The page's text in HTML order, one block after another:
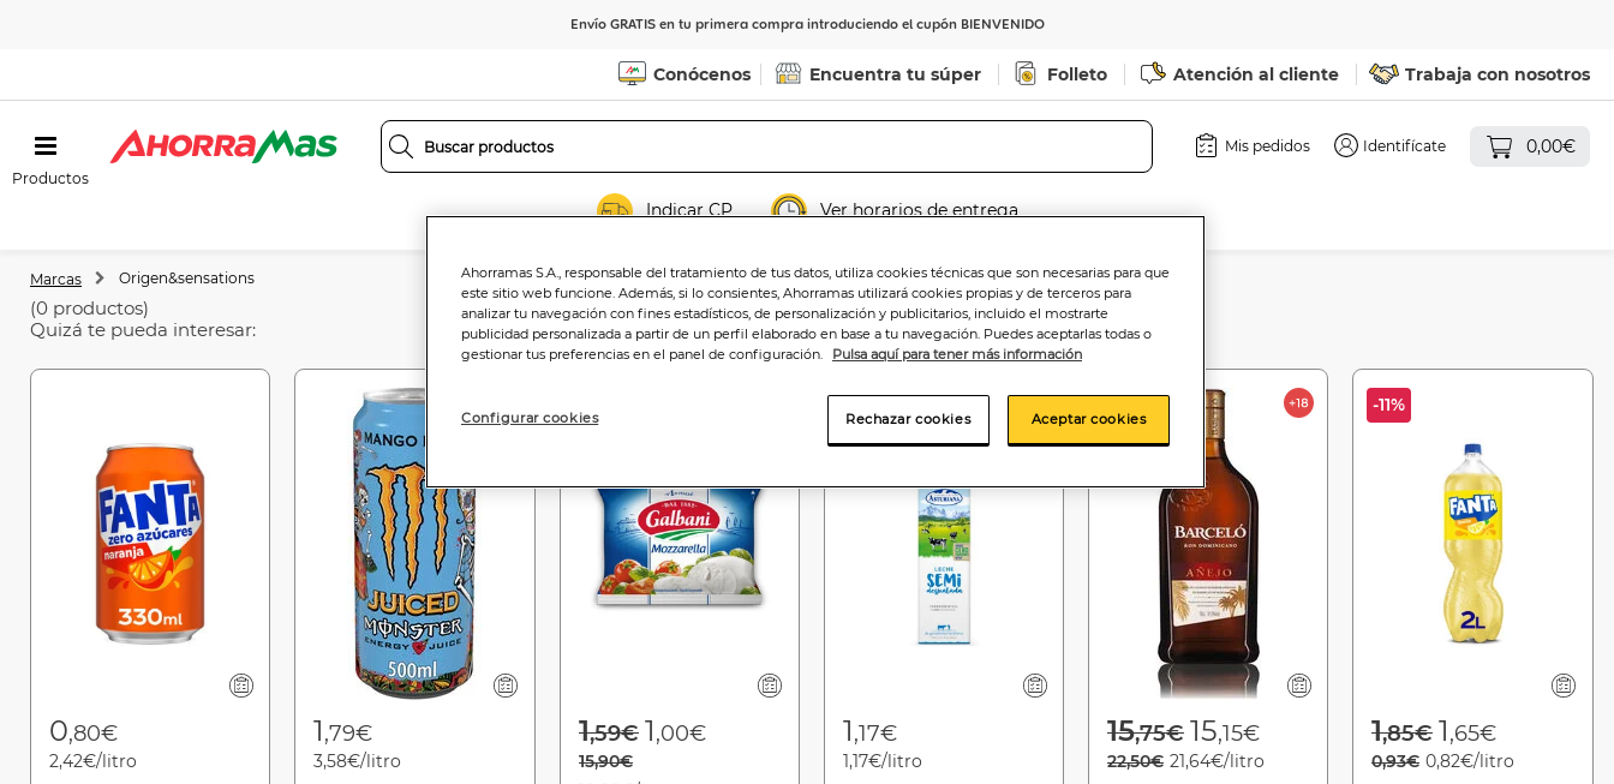
Envío GRATIS en tu primera compra introduciendo el cupón BIENVENIDO
Conócenos Encuentra tu súper Folleto Atención al cliente Trabaja con nosotros
Productos
Mis pedidos Identifícate 0,00€
Indicar CP Ver horarios de entrega
Marcas Origen&sensations
(0 productos)
Quizá te pueda interesar:
0,80€
2,42€/litro
1,79€
3,58€/litro
Price reduced from
1,59€to
1,00€
15,90€
1,17€
1,17€/litro
Price reduced from
15,75€to
15,15€
22,50€ 21,64€/litro
-11%
Price reduced
1,85€to
1,65€
0,93€ 0,82€/litro
Ahorramas S.A., responsable del tratamiento de tus datos, utiliza cookies técnicas que son necesarias para que
este sitio web funcione. Además, si lo consientes, Ahorramas utilizará cookies propias y de terceros para
analizar tu navegación con fines estadísticos, de personalización y publicitarios, incluido el mostrarte
publicidad personalizada a partir de un perfil elaborado en base a tu navegación. Puedes aceptarlas todas o
gestionar tus preferencias en el panel de configuración.
Pulsa aquí para tener más información
Configurar cookies Rechazar cookies Aceptar cookies